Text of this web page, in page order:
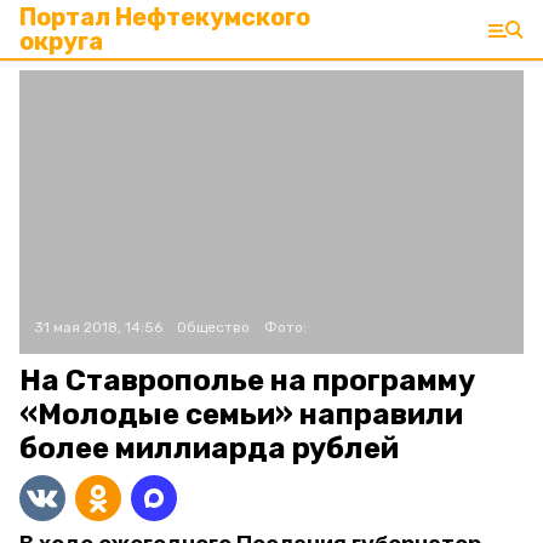
Портал Нефтекумского
округа
31 мая 2018, 14:56 Общество Фото:
На Ставрополье на программу
«Молодые семьи» направили
более миллиарда рублей